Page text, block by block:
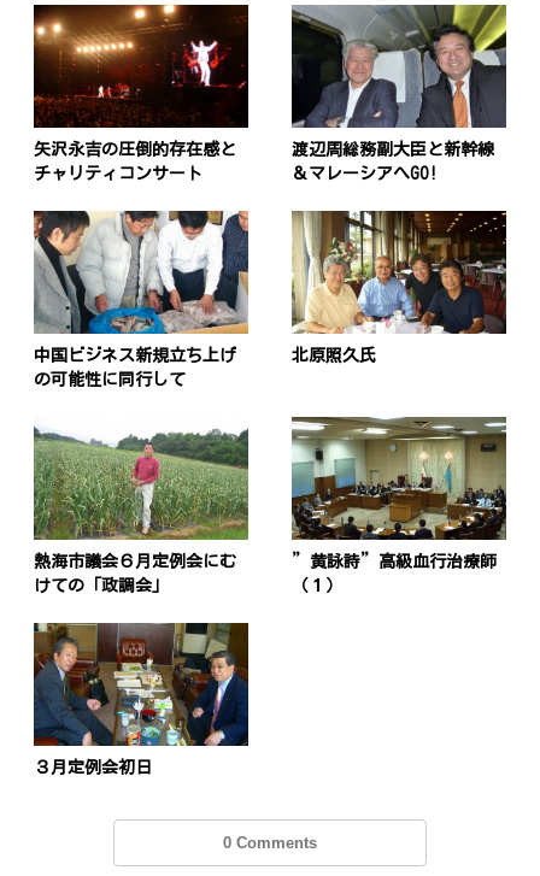
矢沢永吉の圧倒的存在感と
チャリティコンサート
渡辺周総務副大臣と新幹線
＆マレーシアへGO!
中国ビジネス新規立ち上げ
の可能性に同行して
北原照久氏
熱海市議会６月定例会にむ
けての「政調会」
”黄詠詩”高級血行治療師
（１）
３月定例会初日
0 Comments